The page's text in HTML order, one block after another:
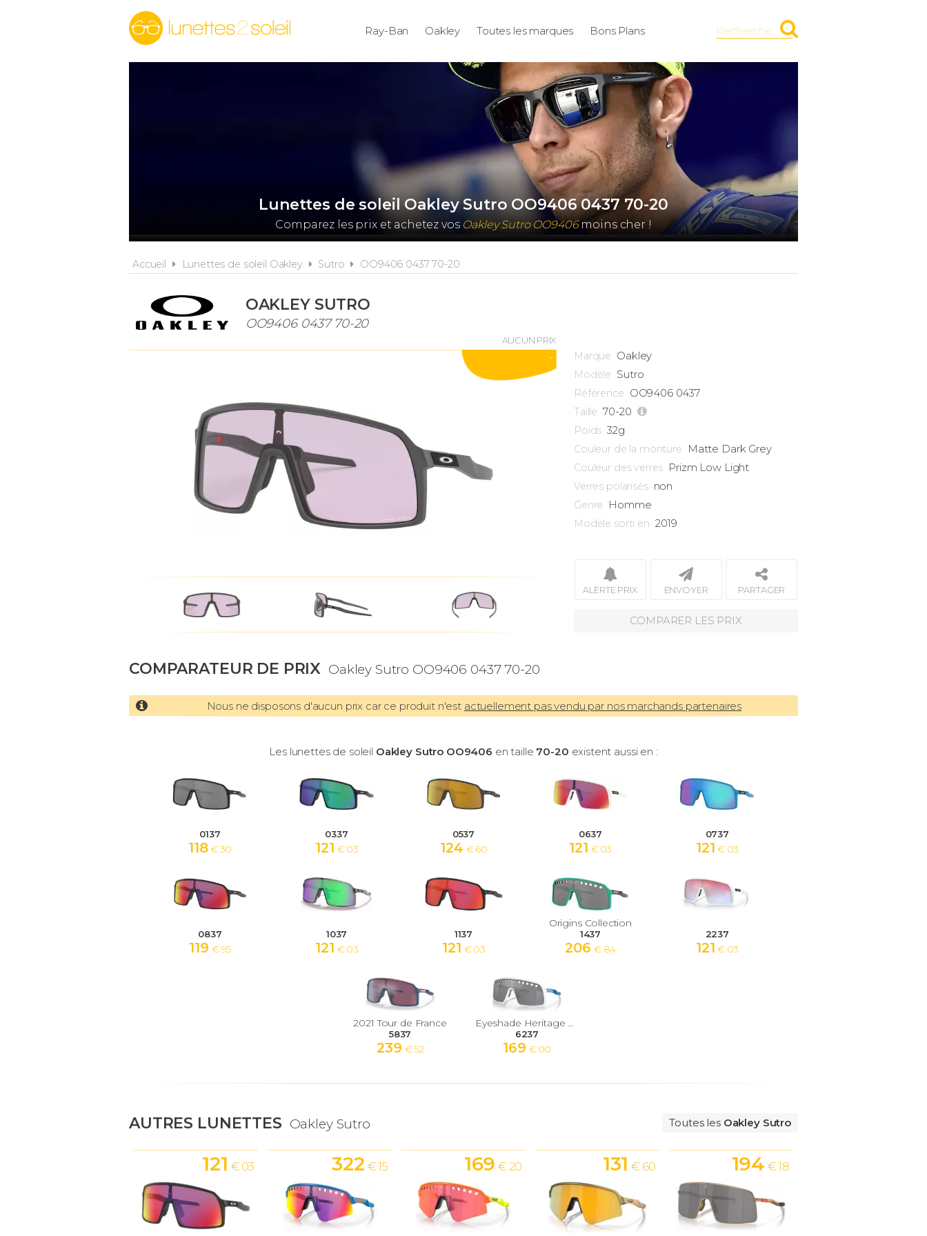
Ray-Ban Oakley Toutes les marques Bons Plans Recherche
Lunettes de soleil Oakley Sutro OO9406 0437 70-20
Comparez les prix et achetez vos Oakley Sutro OO9406moins cher !
Accueil Lunettes de soleil Oakley Sutro OO9406 0437 70-20
OAKLEY SUTRO
OO9406 0437 70-20
AUCUN PRIX
- Marque Oakley
Modèle Sutro
Référence OO9406 0437
Taille 70-20
Poids 32g
Couleur de la monture Matte Dark Grey
Couleur des verres Prizm Low Light
Verres polarisés non
Genre Homme
Modèle sorti en 2019
ALERTE PRIX ENVOYER PARTAGER
COMPARER LES PRIX
COMPARATEUR DE PRIX Oakley Sutro OO9406 0437 70-20
Nous ne disposons d'aucun prix car ce produit n'est actuellement pas vendu par nos marchands partenaires
Les lunettes de soleil Oakley Sutro OO9406 en taille 70-20 existent aussi en :
0137
118 € 30
0337
121 € 03
0537
124 € 60
0637
121 € 03
0737
121 € 03
0837
119 € 95
1037
121 € 03
1137
121 € 03
Origins Collection
1437
206 € 84
2237
121 € 03
2021 Tour de France
5837
239 € 52
Eyeshade Heritage Colors Collection
6237
169 € 00
AUTRES LUNETTES Oakley Sutro Toutes les Oakley Sutro
121 € 03 322 € 15 169 € 20 131 € 60 194 € 18